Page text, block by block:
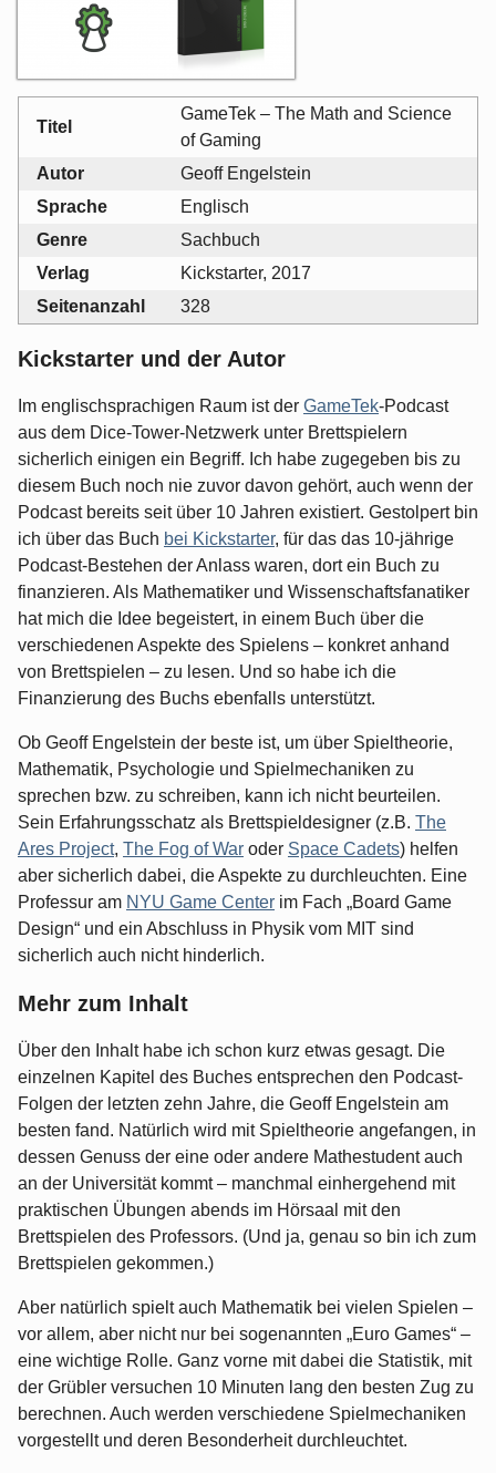
Titel
GameTek – The Math and Science
of Gaming
Autor
Geoff Engelstein
Sprache
Englisch
Genre
Sachbuch
Verlag
Kickstarter, 2017
Seitenanzahl
328
Kickstarter und der Autor
Im englischsprachigen Raum ist der GameTek-Podcast
aus dem Dice-Tower-Netzwerk unter Brettspielern
sicherlich einigen ein Begriff. Ich habe zugegeben bis zu
diesem Buch noch nie zuvor davon gehört, auch wenn der
Podcast bereits seit über 10 Jahren existiert. Gestolpert bin
ich über das Buch bei Kickstarter, für das das 10-jährige
Podcast-Bestehen der Anlass waren, dort ein Buch zu
finanzieren. Als Mathematiker und Wissenschaftsfanatiker
hat mich die Idee begeistert, in einem Buch über die
verschiedenen Aspekte des Spielens – konkret anhand
von Brettspielen – zu lesen. Und so habe ich die
Finanzierung des Buchs ebenfalls unterstützt.
Ob Geoff Engelstein der beste ist, um über Spieltheorie,
Mathematik, Psychologie und Spielmechaniken zu
sprechen bzw. zu schreiben, kann ich nicht beurteilen.
Sein Erfahrungsschatz als Brettspieldesigner (z.B. The
Ares Project, The Fog of War oder Space Cadets) helfen
aber sicherlich dabei, die Aspekte zu durchleuchten. Eine
Professur am NYU Game Center im Fach „Board Game
Design“ und ein Abschluss in Physik vom MIT sind
sicherlich auch nicht hinderlich.
Mehr zum Inhalt
Über den Inhalt habe ich schon kurz etwas gesagt. Die
einzelnen Kapitel des Buches entsprechen den Podcast-
Folgen der letzten zehn Jahre, die Geoff Engelstein am
besten fand. Natürlich wird mit Spieltheorie angefangen, in
dessen Genuss der eine oder andere Mathestudent auch
an der Universität kommt – manchmal einhergehend mit
praktischen Übungen abends im Hörsaal mit den
Brettspielen des Professors. (Und ja, genau so bin ich zum
Brettspielen gekommen.)
Aber natürlich spielt auch Mathematik bei vielen Spielen –
vor allem, aber nicht nur bei sogenannten „Euro Games“ –
eine wichtige Rolle. Ganz vorne mit dabei die Statistik, mit
der Grübler versuchen 10 Minuten lang den besten Zug zu
berechnen. Auch werden verschiedene Spielmechaniken
vorgestellt und deren Besonderheit durchleuchtet.